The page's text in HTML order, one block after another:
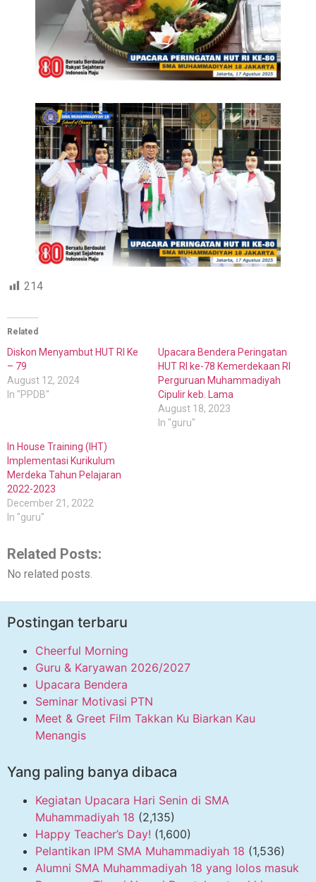
214
Related
Diskon Menyambut HUT RI Ke
– 79
August 12, 2024
In "PPDB"
Upacara Bendera Peringatan
HUT RI ke-78 Kemerdekaan RI
Perguruan Muhammadiyah
Cipulir keb. Lama
August 18, 2023
In "guru"
In House Training (IHT)
Implementasi Kurikulum
Merdeka Tahun Pelajaran
2022-2023
December 21, 2022
In "guru"
Related Posts:
No related posts.
Postingan terbaru
Cheerful Morning
Guru & Karyawan 2026/2027
Upacara Bendera
Seminar Motivasi PTN
Meet & Greet Film Takkan Ku Biarkan Kau
Menangis
Yang paling banya dibaca
Kegiatan Upacara Hari Senin di SMA
Muhammadiyah 18 (2,135)
Happy Teacher’s Day! (1,600)
Pelantikan IPM SMA Muhammadiyah 18 (1,536)
Alumni SMA Muhammadiyah 18 yang lolos masuk